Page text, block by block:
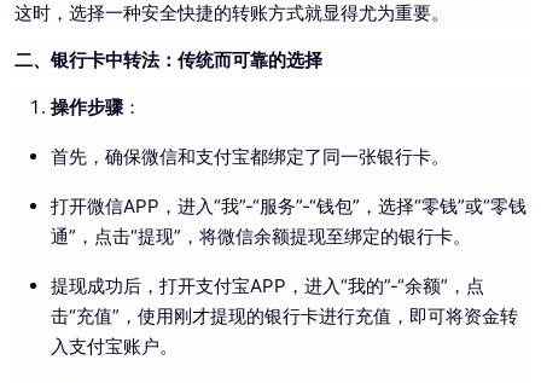
这时，选择一种安全快捷的转账方式就显得尤为重要。
二、银行卡中转法：传统而可靠的选择
操作步骤：
首先，确保微信和支付宝都绑定了同一张银行卡。
打开微信APP，进入“我”-“服务”-“钱包”，选择“零钱”或“零钱
通”，点击“提现”，将微信余额提现至绑定的银行卡。
提现成功后，打开支付宝APP，进入“我的”-“余额”，点
击“充值”，使用刚才提现的银行卡进行充值，即可将资金转
入支付宝账户。